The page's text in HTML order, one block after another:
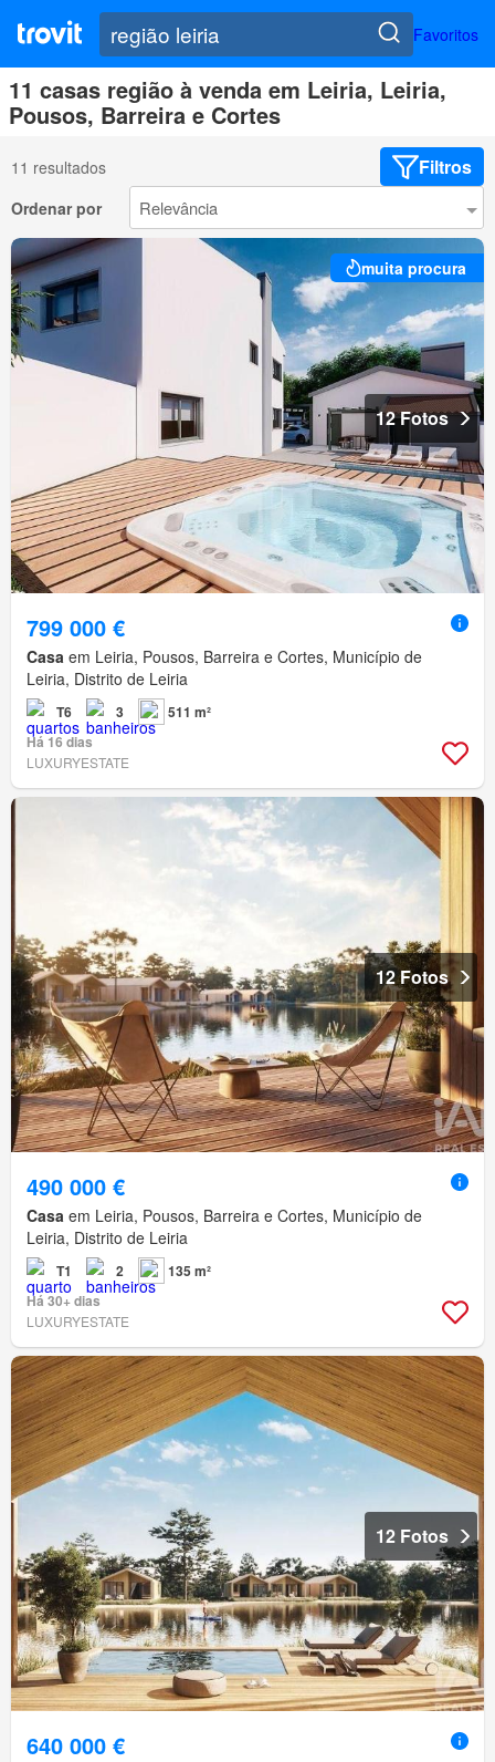
Favoritos
11 casas região à venda em Leiria, Leiria,
Pousos, Barreira e Cortes
11 resultados Filtros
Ordenar por
muita procura
12 Fotos
799 000 €
Casa em Leiria, Pousos, Barreira e Cortes, Município de
Leiria, Distrito de Leiria
T6 3
511 m²
Há 16 dias
LUXURYESTATE
12 Fotos
490 000 €
Casa em Leiria, Pousos, Barreira e Cortes, Município de
Leiria, Distrito de Leiria
T1 2
135 m²
Há 30+ dias
LUXURYESTATE
12 Fotos
640 000 €